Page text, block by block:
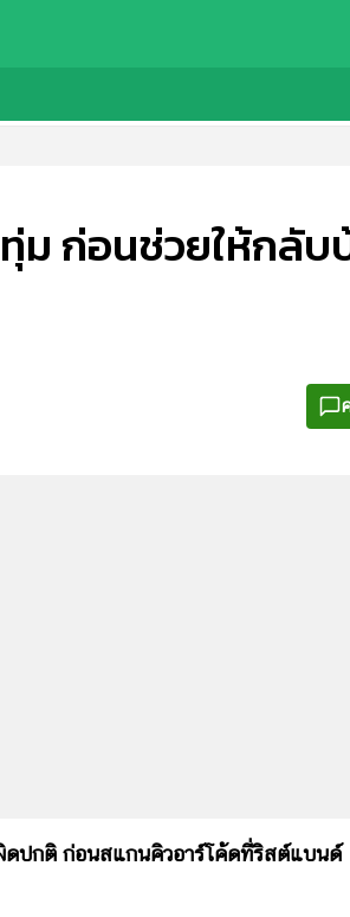
ก่อนช่วยให้กลับ
ปกติ ก่อนสแกนคิวอาร์โค้ดที่ริสต์แบนด์